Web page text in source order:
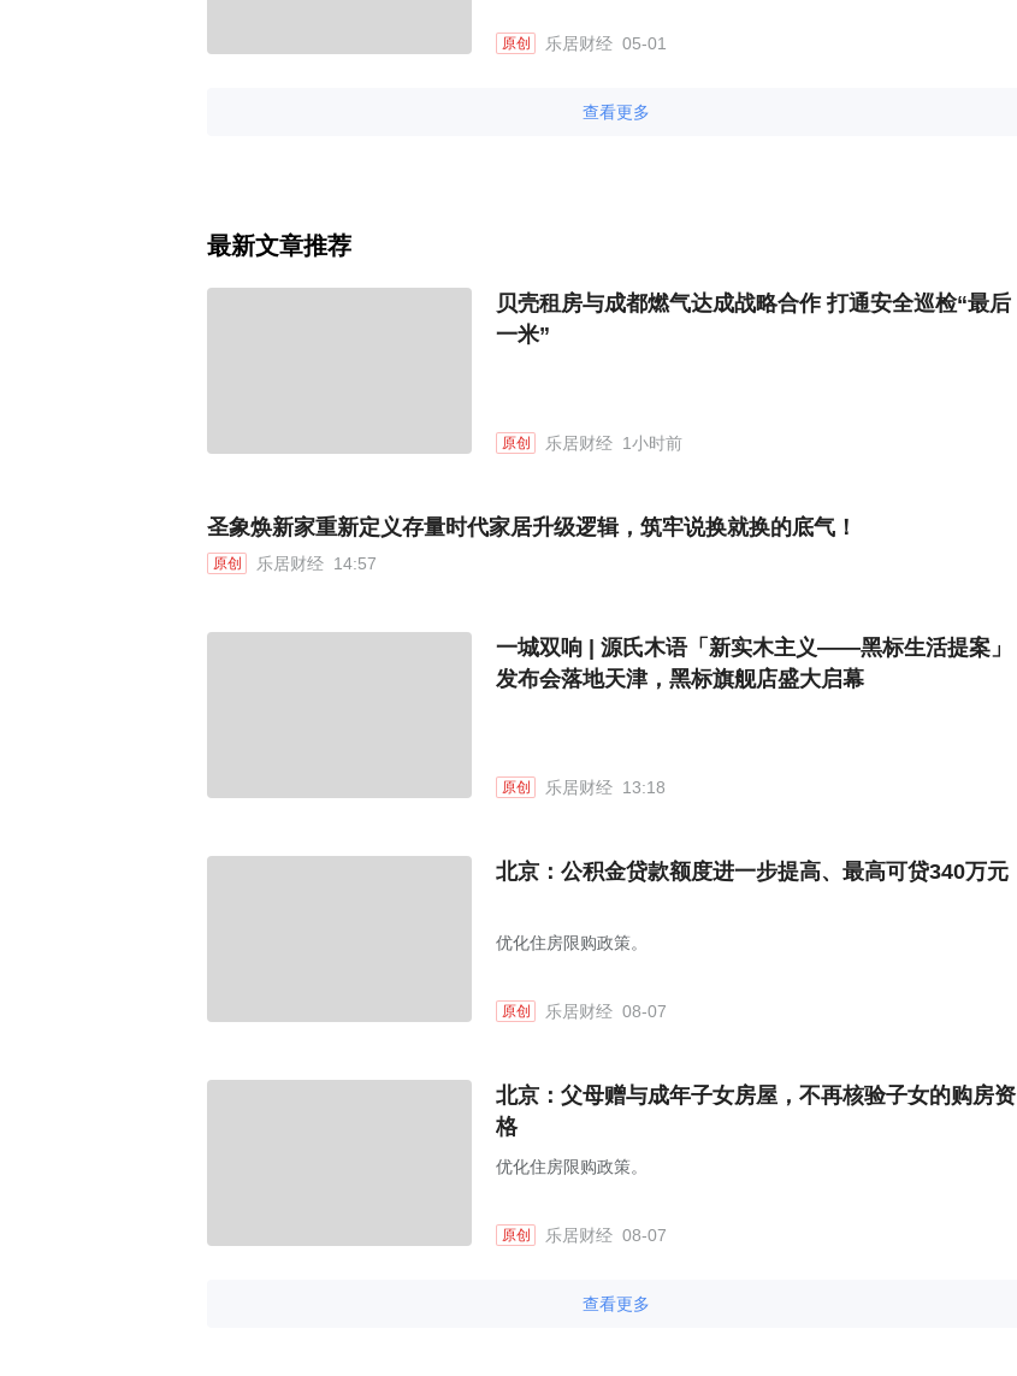
原创 乐居财经 05-01
查看更多
最新文章推荐
贝壳租房与成都燃气达成战略合作 打通安全巡检“最后
一米”
原创 乐居财经 1小时前
圣象焕新家重新定义存量时代家居升级逻辑，筑牢说换就换的底气！
原创 乐居财经 14:57
一城双响 | 源氏木语「新实木主义——黑标生活提案」
发布会落地天津，黑标旗舰店盛大启幕
原创 乐居财经 13:18
北京：公积金贷款额度进一步提高、最高可贷340万元
优化住房限购政策。
原创 乐居财经 08-07
北京：父母赠与成年子女房屋，不再核验子女的购房资
格
优化住房限购政策。
原创 乐居财经 08-07
查看更多